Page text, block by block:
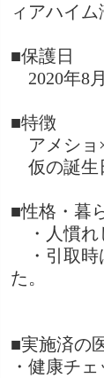
ィアハイム
■保護日
2020年8
■特徴
アメショ
仮の誕生
■性格・暮
・人慣れ
・引取時
た。
■実施済の
・健康チェ